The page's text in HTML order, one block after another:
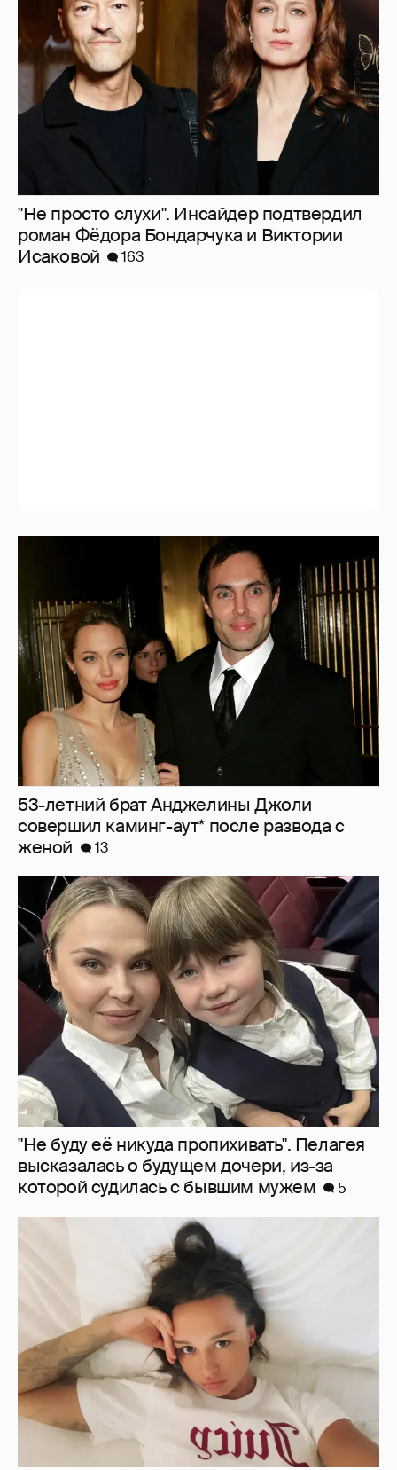
"Не просто слухи". Инсайдер подтвердил
роман Фёдора Бондарчука и Виктории
Исаковой
163
53-летний брат Анджелины Джоли
совершил каминг-аут* после развода с
женой
13
"Не буду её никуда пропихивать". Пелагея
высказалась о будущем дочери, из-за
которой судилась с бывшим мужем
5
Молится о поездке на Бали: Диана
Шурыгина воцерковилась в СИЗО